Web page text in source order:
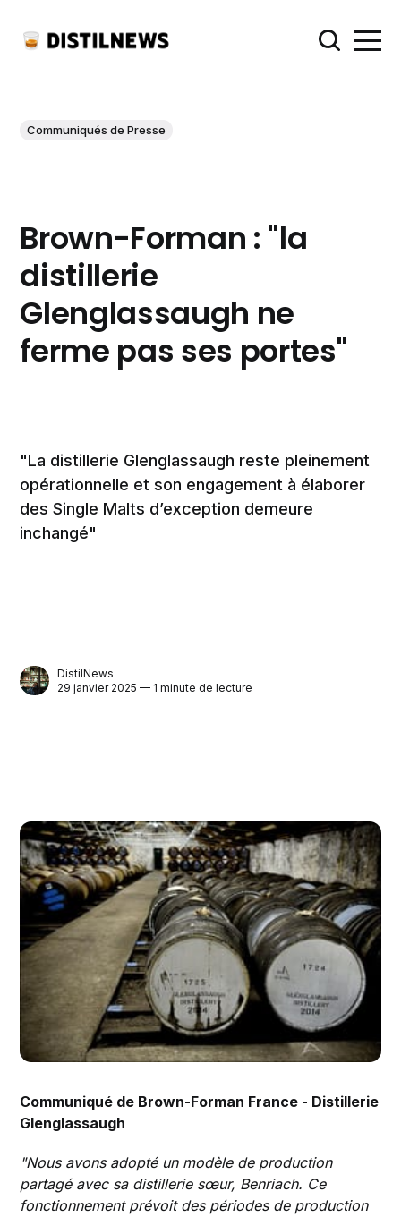
Communiqués de Presse
Brown-Forman : "la
distillerie
Glenglassaugh ne
ferme pas ses portes"
"La distillerie Glenglassaugh reste pleinement
opérationnelle et son engagement à élaborer
des Single Malts d’exception demeure
inchangé"
DistilNews
29 janvier 2025 — 1 minute de lecture
Communiqué de Brown-Forman France - Distillerie
Glenglassaugh
"Nous avons adopté un modèle de production
partagé avec sa distillerie sœur, Benriach. Ce
fonctionnement prévoit des périodes de production